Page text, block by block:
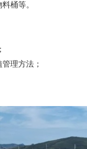
桶等。
理方法；